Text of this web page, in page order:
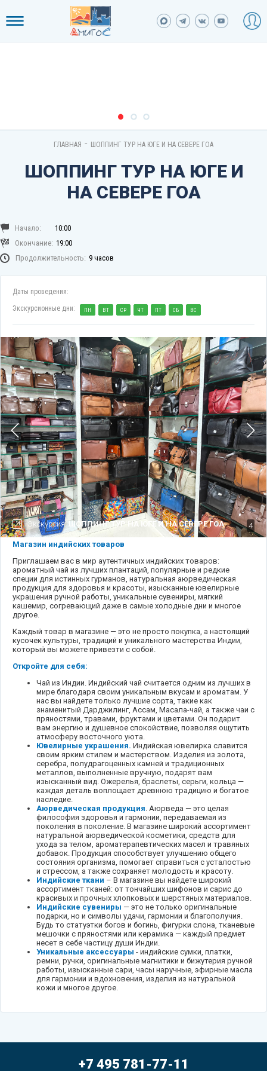
ГЛАВНАЯ - ШОППИНГ ТУР НА ЮГЕ И НА СЕВЕРЕ ГОА
ШОППИНГ ТУР НА ЮГЕ И
НА СЕВЕРЕ ГОА
Начало:
10:00
Окончание: 19:00
Продолжительность: 9 часов
Даты проведения:
Экскурсионные дни:
ПН ВТ СР ЧТ ПТ СБ ВС
Экскурсия:ШОППИНГ ТУР НА ЮГЕ И НА СЕВЕРЕ ГОА 4
Магазин индийских товаров
Приглашаем вас в мир аутентичных индийских товаров:
ароматный чай из лучших плантаций, популярные и редкие
специи для истинных гурманов, натуральная аюрведическая
продукция для здоровья и красоты, изысканные ювелирные
украшения ручной работы, уникальные сувениры, мягкий
кашемир, согревающий даже в самые холодные дни и многое
другое.
Каждый товар в магазине — это не просто покупка, а настоящий
кусочек культуры, традиций и уникального мастерства Индии,
который вы можете привезти с собой.
Откройте для себя:
Чай из Индии. Индийский чай считается одним из лучших в
мире благодаря своим уникальным вкусам и ароматам. У
нас вы найдете только лучшие сорта, такие как
знаменитый Дарджилинг, Ассам, Масала-чай, а также чаи с
пряностями, травами, фруктами и цветами. Он подарит
вам энергию и душевное спокойствие, позволяя ощутить
атмосферу восточного уюта.
Ювелирные украшения. Индийская ювелирка славится
своим ярким стилем и мастерством. Изделия из золота,
серебра, полудрагоценных камней и традиционных
металлов, выполненные вручную, подарят вам
изысканный вид. Ожерелья, браслеты, серьги, кольца —
каждая деталь воплощает древнюю традицию и богатое
наследие.
Аюрведическая продукция . Аюрведа — это целая
философия здоровья и гармонии, передаваемая из
поколения в поколение. В магазине широкий ассортимент
натуральной аюрведической косметики, средств для
ухода за телом, ароматерапевтических масел и травяных
добавок. Продукция способствует улучшению общего
состояния организма, помогает справиться с усталостью
и стрессом, а также сохраняет молодость и красоту.
Индийские ткани – В магазине вы найдете широкий
ассортимент тканей: от тончайших шифонов и сарис до
красивых и прочных хлопковых и шерстяных материалов.
Индийские сувениры — это не только оригинальные
подарки, но и символы удачи, гармонии и благополучия.
Будь то статуэтки богов и богинь, фигурки слона, тканевые
мешочки с пряностями или керамика — каждый предмет
несет в себе частицу души Индии.
Уникальные аксессуары - индийские сумки, платки,
ремни, ручки, оригинальные магнитики и бижутерия ручной
работы, изысканные сари, часы наручные, эфирные масла
для гармонии и вдохновения, изделия из натуральной
кожи и многое другое.
+7 495 781-77-11